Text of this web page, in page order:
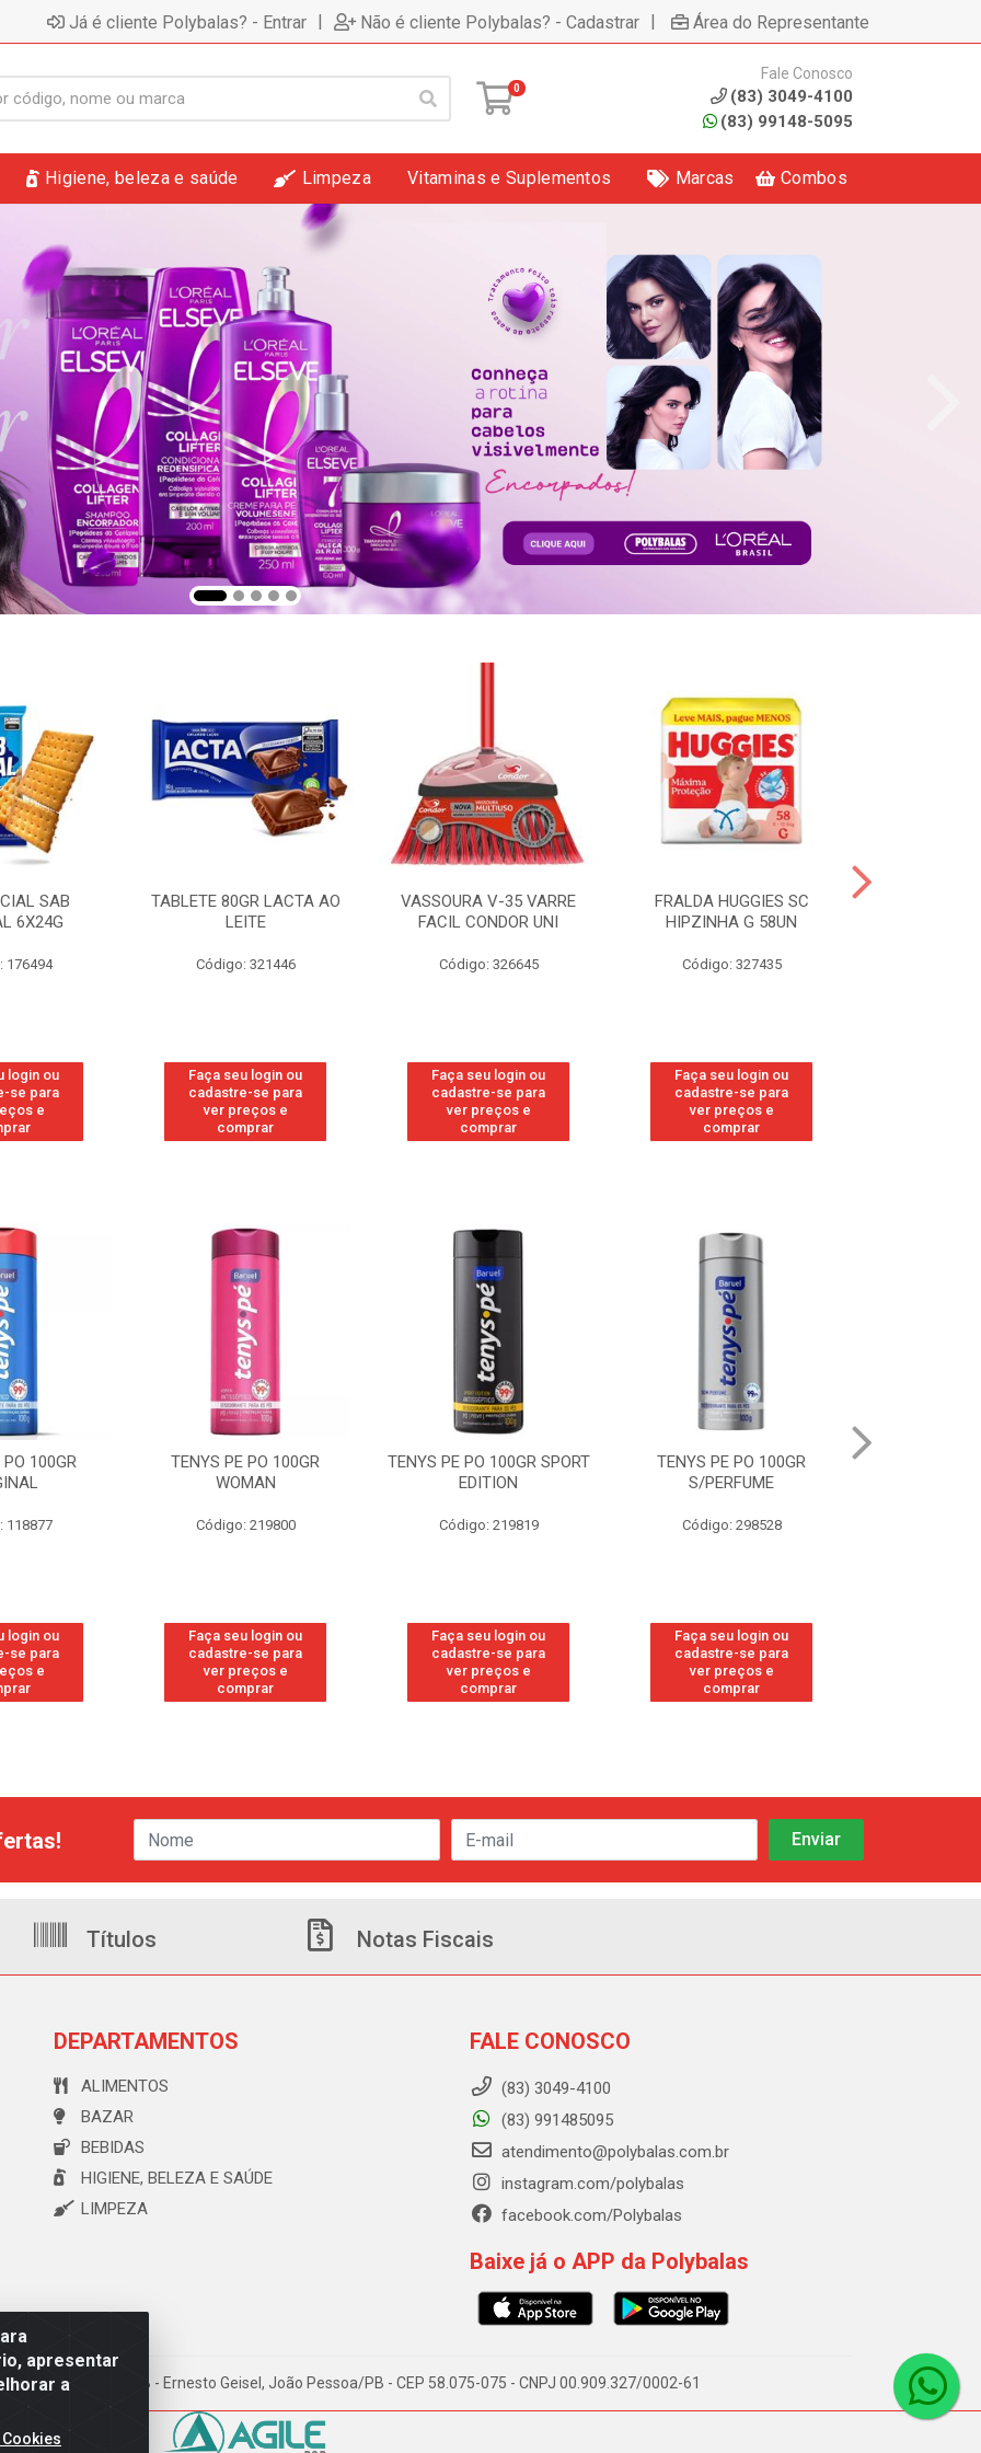
Já é cliente Polybalas? - Entrar | Não é cliente Polybalas? - Cadastrar | Área do Representante
0
Fale Conosco
(83) 3049-4100
(83) 99148-5095
Higiene, beleza e saúde Limpeza Vitaminas e Suplementos Marcas Combos
SAB
6X24G
176494
login ou
se para
e
TABLETE 80GR LACTA AO
LEITE
Código: 321446
Faça seu login ou
cadastre-se para
ver preços e
comprar
VASSOURA V-35 VARRE
FACIL CONDOR UNI
Código: 326645
Faça seu login ou
cadastre-se para
ver preços e
comprar
FRALDA HUGGIES SC
HIPZINHA G 58UN
Código: 327435
Faça seu login ou
cadastre-se para
ver preços e
comprar
100GR
118877
login ou
se para
e
TENYS PE PO 100GR
WOMAN
Código: 219800
Faça seu login ou
cadastre-se para
ver preços e
comprar
TENYS PE PO 100GR SPORT
EDITION
Código: 219819
Faça seu login ou
cadastre-se para
ver preços e
comprar
TENYS PE PO 100GR
S/PERFUME
Código: 298528
Faça seu login ou
cadastre-se para
ver preços e
comprar
apresentar
a
Títulos Notas Fiscais
DEPARTAMENTOS
ALIMENTOS
BAZAR
BEBIDAS
HIGIENE, BELEZA E SAÚDE
LIMPEZA
FALE CONOSCO
(83) 3049-4100
(83) 991485095
atendimento@polybalas.com.br
instagram.com/polybalas
facebook.com/Polybalas
Baixe já o APP da Polybalas
173 Galpão B - Ernesto Geisel, João Pessoa/PB - CEP 58.075-075 - CNPJ 00.909.327/0002-61